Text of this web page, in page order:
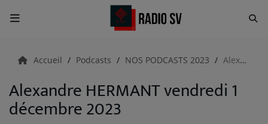
Accueil
RADIO
Accueil Podcasts NOS PODCASTS 2023 Alexandre HERMANT vendredi 1 décembre 2023
Alexandre HERMANT vendredi 1
décembre 2023